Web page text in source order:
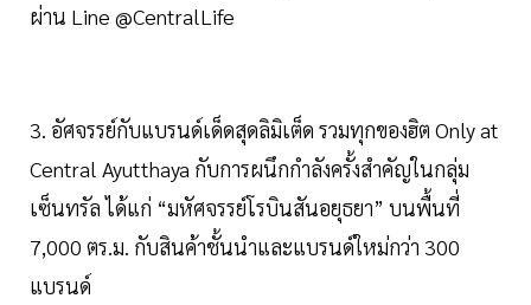
ผ่าน Line @CentralLife
3. อัศจรรย์กับแบรนด์เด็ดสุดลิมิเต็ด รวมทุกของฮิต Only at
Central Ayutthaya กับการผนึกกำลังครั้งสำคัญในกลุ่ม
เซ็นทรัล ได้แก่ “มหัศจรรย์โรบินสันอยุธยา” บนพื้นที่
7,000 ตร.ม. กับสินค้าชั้นนำและแบรนด์ใหม่กว่า 300
แบรนด์